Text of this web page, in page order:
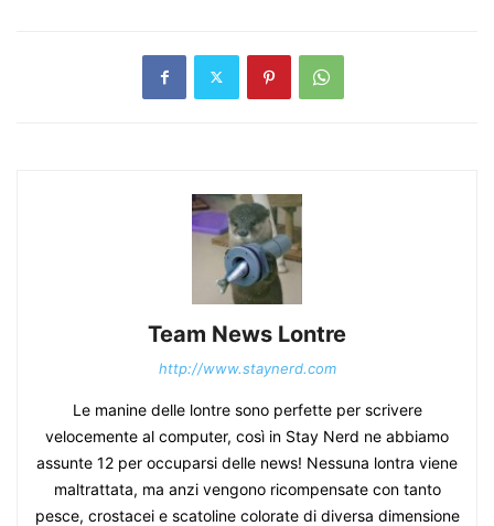
Team News Lontre
http://www.staynerd.com
Le manine delle lontre sono perfette per scrivere
velocemente al computer, così in Stay Nerd ne abbiamo
assunte 12 per occuparsi delle news! Nessuna lontra viene
maltrattata, ma anzi vengono ricompensate con tanto
pesce, crostacei e scatoline colorate di diversa dimensione